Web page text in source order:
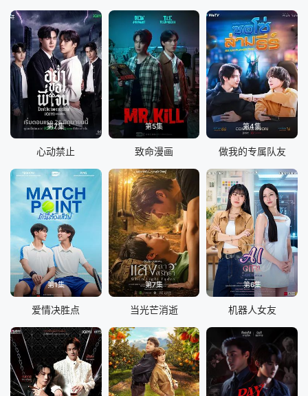
第7集
心动禁止
第5集
致命漫画
第4集
做我的专属队友
第1集
爱情决胜点
第7集
当光芒消逝
第6集
机器人女友